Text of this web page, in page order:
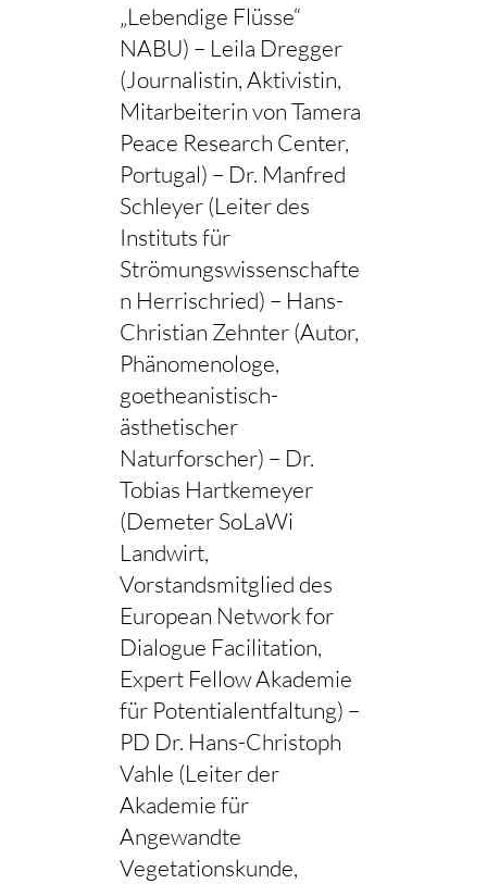
„Lebendige Flüsse“
NABU) – Leila Dregger
(Journalistin, Aktivistin,
Mitarbeiterin von Tamera
Peace Research Center,
Portugal) – Dr. Manfred
Schleyer (Leiter des
Instituts für
Strömungswissenschafte
n Herrischried) – Hans-
Christian Zehnter (Autor,
Phänomenologe,
goetheanistisch-
ästhetischer
Naturforscher) – Dr.
Tobias Hartkemeyer
(Demeter SoLaWi
Landwirt,
Vorstandsmitglied des
European Network for
Dialogue Facilitation,
Expert Fellow Akademie
für Potentialentfaltung) –
PD Dr. Hans-Christoph
Vahle (Leiter der
Akademie für
Angewandte
Vegetationskunde,